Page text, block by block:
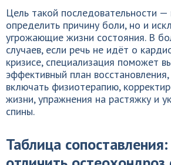
Цель такой последовательности —
определить причину боли, но и
угрожающие жизни состояния. В
случаев, если речь не идёт о
кризисе, специализация поможет
эффективный план
включать физиотерапию,
жизни, упражнения на растяжку и
спины.
Таблица